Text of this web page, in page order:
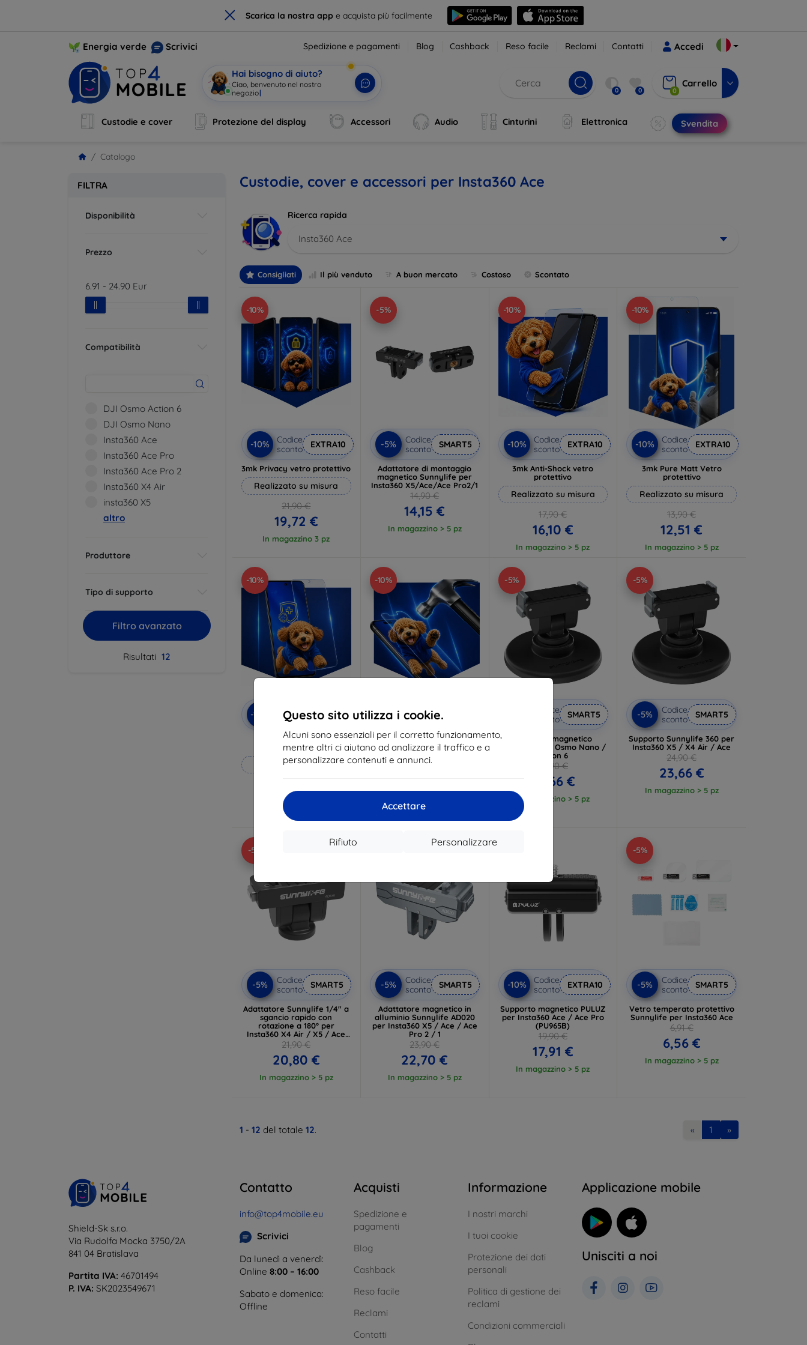
× Scarica la nostra appe acquista più facilmente
Questo sito utilizza i cookie.
Alcuni sono essenziali per il corretto funzionamento,
mentre altri ci aiutano ad analizzare il traffico e a
personalizzare contenuti e annunci.
Accettare
Personalizzare
Rifiuto
Energia verde Scrivici Spedizione e pagamenti Blog Cashback Reso facile Reclami Contatti Accedi
Hai bisogno di aiuto?
Ciao, benvenut| 0 0 0
Carrello
Custodie e cover Protezione del display Accessori Audio Cinturini Elettronica Svendita
Catalogo
FILTRA
Disponibilità
Prezzo
6.91 - 24.90 Eur
Compatibilità
DJI Osmo Action 6
DJI Osmo Nano
Insta360 Ace
Insta360 Ace Pro
Insta360 Ace Pro 2
Insta360 X4 Air
insta360 X5
altro
Produttore
Tipo di supporto
Filtro avanzato
Risultati 12
Custodie, cover e accessori per Insta360 Ace
Ricerca rapida
Insta360 Ace
Consigliati Il più venduto A buon mercato Costoso Scontato
-10%
-10%
Codice
sconto
EXTRA10
3mk Privacy vetro protettivo
Realizzato su misura
21,90 €
19,72 €
In magazzino 3 pz
-5%
-5%
Codice
sconto
SMART5
Adattatore di montaggio
magnetico Sunnylife per
Insta360 X5/Ace/Ace Pro2/1
14,90 €
14,15 €
In magazzino > 5 pz
-10%
-10%
Codice
sconto
EXTRA10
3mk Anti-Shock vetro
protettivo
Realizzato su misura
17,90 €
16,10 €
In magazzino > 5 pz
-10%
-10%
Codice
sconto
EXTRA10
3mk Pure Matt Vetro
protettivo
Realizzato su misura
13,90 €
12,51 €
In magazzino > 5 pz
-10%
-10%
Codice
sconto
EXTRA10
3mk Silverprotection+
pellicola protettiva
Realizzato su misura
17,91 €
In magazzino > 5 pz
-10%
-10%
Codice
sconto
EXTRA10
3mk Hammer pellicola
protettiva
Realizzato su misura
18,81 €
-5%
Codice
sconto
SMART5
Supporto magnetico
Sunnylife per Osmo Nano /
Action 6
24,90 €
23,66 €
In magazzino > 5 pz
-5%
-5%
Codice
sconto
SMART5
Supporto Sunnylife 360 per
Insta360 X5 / X4 Air / Ace
24,90 €
23,66 €
In magazzino > 5 pz
-5%
-5%
Codice
sconto
SMART5
Adattatore Sunnylife 1/4" a
sgancio rapido con
rotazione a 180° per
Insta360 X4 Air / X5 / Ace
Pro 2 / 1 / Ace
21,90 €
20,80 €
In magazzino > 5 pz
-5%
Codice
sconto
SMART5
Adattatore magnetico in
alluminio Sunnylife AD020
per Insta360 X5 / Ace / Ace
Pro 2 / 1
23,90 €
22,70 €
In magazzino > 5 pz
-10%
Codice
sconto
EXTRA10
Supporto magnetico PULUZ
per Insta360 Ace / Ace Pro
(PU965B)
19,90 €
17,91 €
In magazzino > 5 pz
-5%
-5%
Codice
sconto
SMART5
Vetro temperato protettivo
Sunnylife per Insta360 Ace
6,91 €
6,56 €
In magazzino > 5 pz
1 - 12 del totale 12. « 1 »
Shield-Sk s.r.o.
Via Rudolfa Mocka 3750/2A
841 04 Bratislava
Partita IVA: 46701494
P. IVA: SK2023549671
Contatto
info@top4mobile.eu
Scrivici
Da lunedì a venerdì:
Online 8:00 – 16:00
Sabato e domenica:
Offline
Acquisti
Spedizione e
pagamenti
Blog
Cashback
Reso facile
Reclami
Contatti
Informazione
I nostri marchi
I tuoi cookie
Protezione dei dati
personali
Politica di gestione dei
reclami
Condizioni commerciali
Applicazione mobile
Unisciti a noi